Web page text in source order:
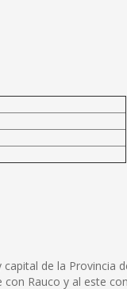
de la Provincia
Rauco y al este